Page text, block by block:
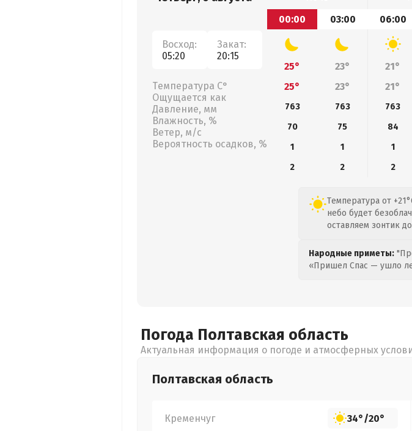
Восход:
05:20
Закат:
20:15
Температура С°
Ощущается как
Давление, мм
Влажность, %
Ветер, м/с
Вероятность осадков, %
00:00
03:00 06:00
25° 23° 21°
25°
23° 21°
763 763 763
70
75 84
1
1 1
2
2 2
Температура от
небо будет
оставляем зонтик
Народные приметы:
«Пришел Спас — ушло
Погода Полтавская область
Актуальная информация о погоде и атмосферных
Полтавская область
Кременчуг 34°/20°